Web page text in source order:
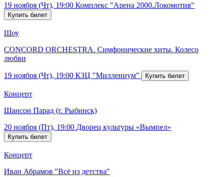
19 ноября (Чт), 19:00 Комплекс "Арена 2000.Локомотив"
Шоу
CONCORD ORCHESTRA. Симфонические хиты. Колесо
любви
19 ноября (Чт), 19:00 КЗЦ "Миллениум"
Концерт
Шансон Парад (г. Рыбинск)
20 ноября (Пт), 19:00 Дворец культуры «Вымпел»
Концерт
Иван Абрамов "Всё из детства"